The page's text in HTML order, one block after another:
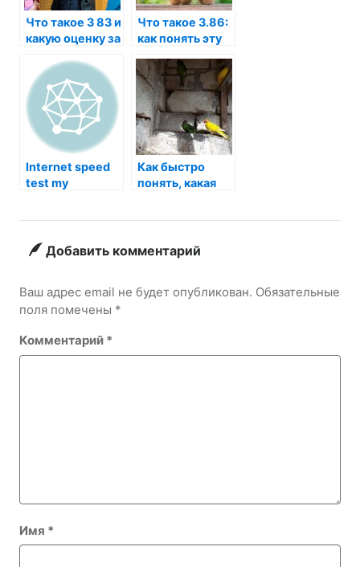
Что такое 3 83 и
какую оценку за
получить?
Что такое 3.86:
как понять эту
она значит?
Internet speed
test my
Как быстро
понять, какая
Добавить комментарий
Ваш адрес email не будет опубликован. Обязательные
поля помечены *
Комментарий *
Имя *